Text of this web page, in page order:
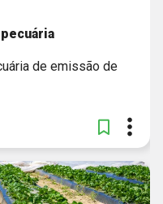
de emissão de